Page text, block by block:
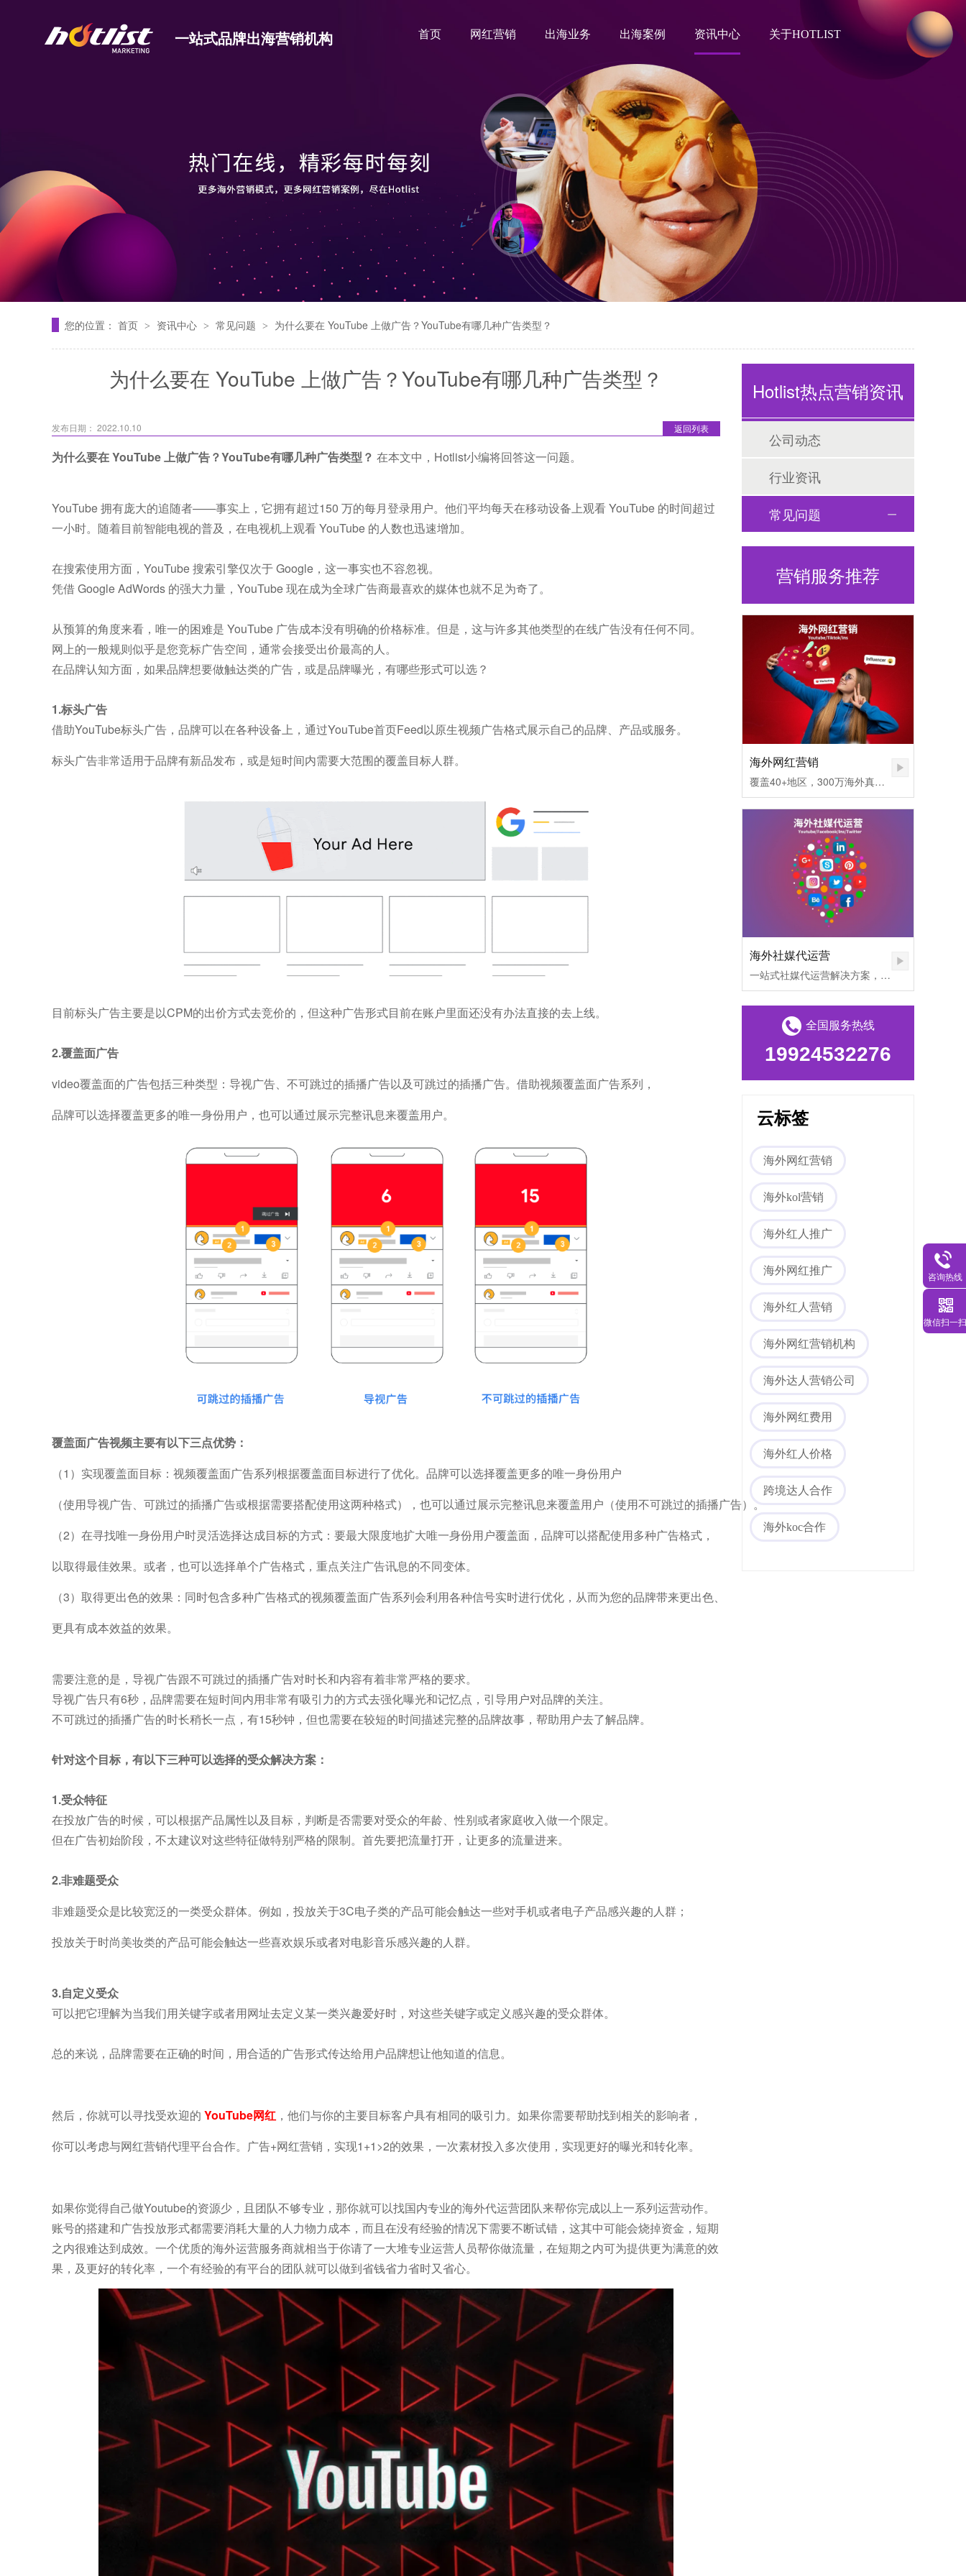
一站式品牌出海营销机构 首页 网红营销 出海业务 出海案例 资讯中心 关于HOTLIST
您的位置： 首页 > 资讯中心 > 常见问题 > 为什么要在 YouTube 上做广告？YouTube有哪几种广告类型？
为什么要在 YouTube 上做广告？YouTube有哪几种广告类型？
返回列表
发布日期： 2022.10.10
为什么要在 YouTube 上做广告？YouTube有哪几种广告类型？ 在本文中，Hotlist小编将回答这一问题。
YouTube 拥有庞大的追随者——事实上，它拥有超过150 万的每月登录用户。他们平均每天在移动设备上观看 YouTube 的时间超过
一小时。随着目前智能电视的普及，在电视机上观看 YouTube 的人数也迅速增加。
在搜索使用方面，YouTube 搜索引擎仅次于 Google，这一事实也不容忽视。
凭借 Google AdWords 的强大力量，YouTube 现在成为全球广告商最喜欢的媒体也就不足为奇了。
从预算的角度来看，唯一的困难是 YouTube 广告成本没有明确的价格标准。但是，这与许多其他类型的在线广告没有任何不同。
网上的一般规则似乎是您竞标广告空间，通常会接受出价最高的人。
在品牌认知方面，如果品牌想要做触达类的广告，或是品牌曝光，有哪些形式可以选？
1.标头广告
借助YouTube标头广告，品牌可以在各种设备上，通过YouTube首页Feed以原生视频广告格式展示自己的品牌、产品或服务。
标头广告非常适用于品牌有新品发布，或是短时间内需要大范围的覆盖目标人群。
目前标头广告主要是以CPM的出价方式去竞价的，但这种广告形式目前在账户里面还没有办法直接的去上线。
2.覆盖面广告
video覆盖面的广告包括三种类型：导视广告、不可跳过的插播广告以及可跳过的插播广告。借助视频覆盖面广告系列，
品牌可以选择覆盖更多的唯一身份用户，也可以通过展示完整讯息来覆盖用户。
覆盖面广告视频主要有以下三点优势：
（1）实现覆盖面目标：视频覆盖面广告系列根据覆盖面目标进行了优化。品牌可以选择覆盖更多的唯一身份用户
（使用导视广告、可跳过的插播广告或根据需要搭配使用这两种格式），也可以通过展示完整讯息来覆盖用户（使用不可跳过的插播广告）。
（2）在寻找唯一身份用户时灵活选择达成目标的方式：要最大限度地扩大唯一身份用户覆盖面，品牌可以搭配使用多种广告格式，
以取得最佳效果。或者，也可以选择单个广告格式，重点关注广告讯息的不同变体。
（3）取得更出色的效果：同时包含多种广告格式的视频覆盖面广告系列会利用各种信号实时进行优化，从而为您的品牌带来更出色、
更具有成本效益的效果。
需要注意的是，导视广告跟不可跳过的插播广告对时长和内容有着非常严格的要求。
导视广告只有6秒，品牌需要在短时间内用非常有吸引力的方式去强化曝光和记忆点，引导用户对品牌的关注。
不可跳过的插播广告的时长稍长一点，有15秒钟，但也需要在较短的时间描述完整的品牌故事，帮助用户去了解品牌。
针对这个目标，有以下三种可以选择的受众解决方案：
1.受众特征
在投放广告的时候，可以根据产品属性以及目标，判断是否需要对受众的年龄、性别或者家庭收入做一个限定。
但在广告初始阶段，不太建议对这些特征做特别严格的限制。首先要把流量打开，让更多的流量进来。
2.非难题受众
非难题受众是比较宽泛的一类受众群体。例如，投放关于3C电子类的产品可能会触达一些对手机或者电子产品感兴趣的人群；
投放关于时尚美妆类的产品可能会触达一些喜欢娱乐或者对电影音乐感兴趣的人群。
3.自定义受众
可以把它理解为当我们用关键字或者用网址去定义某一类兴趣爱好时，对这些关键字或定义感兴趣的受众群体。
总的来说，品牌需要在正确的时间，用合适的广告形式传达给用户品牌想让他知道的信息。
然后，你就可以寻找受欢迎的 YouTube网红 ，他们与你的主要目标客户具有相同的吸引力。如果你需要帮助找到相关的影响者，
你可以考虑与网红营销代理平台合作。广告+网红营销，实现1+1>2的效果，一次素材投入多次使用，实现更好的曝光和转化率。
如果你觉得自己做Youtube的资源少，且团队不够专业，那你就可以找国内专业的海外代运营团队来帮你完成以上一系列运营动作。
账号的搭建和广告投放形式都需要消耗大量的人力物力成本，而且在没有经验的情况下需要不断试错，这其中可能会烧掉资金，短期
之内很难达到成效。一个优质的海外运营服务商就相当于你请了一大堆专业运营人员帮你做流量，在短期之内可为提供更为满意的效
果，及更好的转化率，一个有经验的有平台的团队就可以做到省钱省力省时又省心。
Hotlist热点营销资讯
公司动态
行业资讯
常见问题
营销服务推荐
海外网红营销
覆盖40+地区，300万海外真实网红匹配，不同社媒平台发布内容矩阵，快速提高品牌认知度。1.无需百万粉丝，也可让您的品牌和产品一夜爆红
海外社媒代运营
一站式社媒代运营解决方案，帮助出海企业打破文化壁垒，提升海外私域流量。
全国服务热线
19924532276
云标签
海外网红营销
海外kol营销
海外红人推广
海外网红推广
海外红人营销
海外网红营销机构
海外达人营销公司
海外网红费用
海外红人价格
跨境达人合作
海外koc合作
咨询热线
微信扫一扫